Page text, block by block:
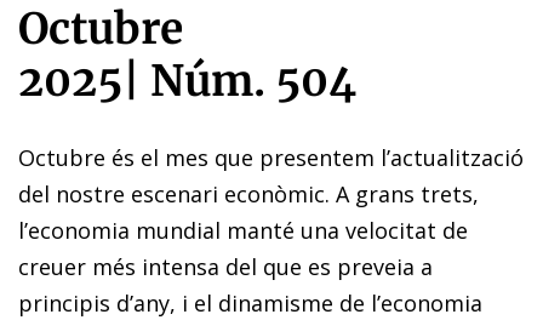
Octubre
2025 Núm. 504
Octubre és el mes que presentem l’actualització
del nostre escenari econòmic. A grans trets,
l’economia mundial manté una velocitat de
creuer més intensa del que es preveia a
principis d’any, i el dinamisme de l’economia